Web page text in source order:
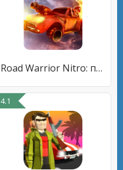
Road Warrior Nitro: пустыня
4.1